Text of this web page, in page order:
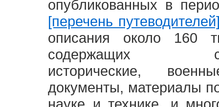
опубликованных в
[перечень
описания около 160
содержащих
исторические,
документы, материалы